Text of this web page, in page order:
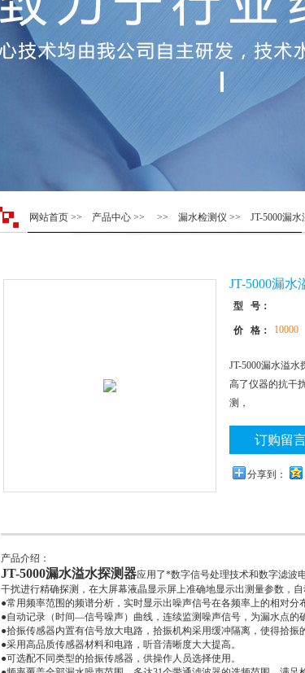
网站首页 >> 产品中心 >> >> 漏水检测仪 >> JT-5000漏水
JT-5000漏水
型 号：
价 格： 10000
JT-5000漏水溢
高了仪器的抗干
测，
订购留
分享到：
产品介绍：
JT-5000漏水溢水探测器应用了*数字信号处理技术和数字滤波
干扰进行精确探测，在大屏幕液晶显示屏上准确地显示出测量参数，
●常用频率范围的频谱分析，实时显示出噪声信号在各频率上的相对分
●自动记录（时间—信号噪声）曲线，连续监测噪声信号，为漏水点的
●拾振传感器内置有信号放大电路，拾振机构采用缓冲隔离，使得拾
●采用高品质传感器材料和电路，听音清晰度大大提高。
●可选配不同类型的拾振传感器，供操作人员选择使用。